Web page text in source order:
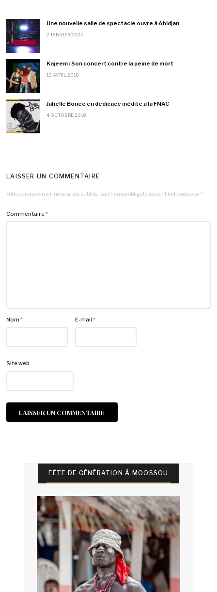
Une nouvelle salle de spectacle ouvre à Abidjan
7 JANVIER 2020
Kajeem : Son concert contre la peine de mort
12 AVRIL 2018
Jahelle Bonee en dédicace inédite à la FNAC
4 OCTOBRE 2018
LAISSER UN COMMENTAIRE
Votre adresse e-mail ne sera pas publiée. Les champs obligatoires sont indiqués avec *
Commentaire*
Nom* E-mail*
Site web
FÊTE DE GÉNÉRATION À MOOSSOU